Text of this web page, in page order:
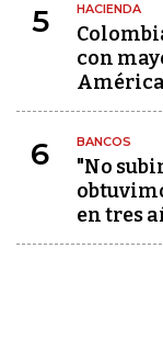
5 HACIENDA
con
6 BANCOS
"No
en tres